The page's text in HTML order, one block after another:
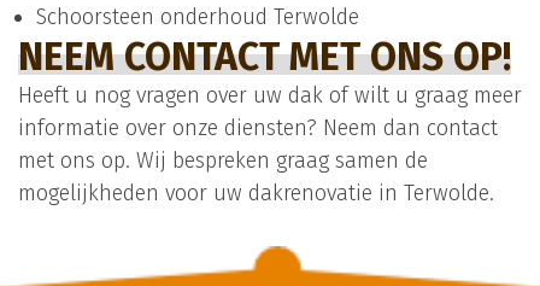
Schoorsteen onderhoud Terwolde
NEEM CONTACT MET ONS OP!
Heeft u nog vragen over uw dak of wilt u graag meer
informatie over onze diensten? Neem dan contact
met ons op. Wij bespreken graag samen de
mogelijkheden voor uw dakrenovatie in Terwolde.